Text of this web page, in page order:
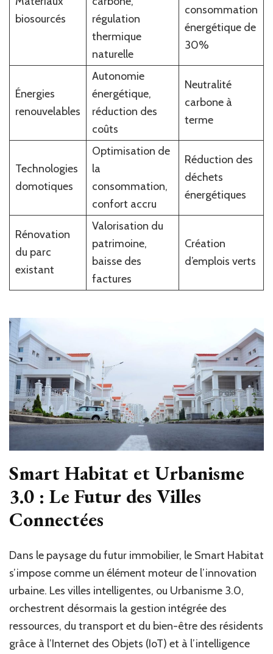
biosourcés
régulation
thermique
naturelle
consommation
énergétique de
30%
Énergies
renouvelables
Autonomie
énergétique,
réduction des
coûts
Neutralité
carbone à
terme
Technologies
domotiques
Optimisation de
la
consommation,
confort accru
Réduction des
déchets
énergétiques
Rénovation
du parc
existant
Valorisation du
patrimoine,
baisse des
factures
Création
d’emplois verts
Smart Habitat et Urbanisme
3.0 : Le Futur des Villes
Connectées
Dans le paysage du futur immobilier, le Smart Habitat
s’impose comme un élément moteur de l’innovation
urbaine. Les villes intelligentes, ou Urbanisme 3.0,
orchestrent désormais la gestion intégrée des
ressources, du transport et du bien-être des résidents
grâce à l’Internet des Objets (IoT) et à l’intelligence